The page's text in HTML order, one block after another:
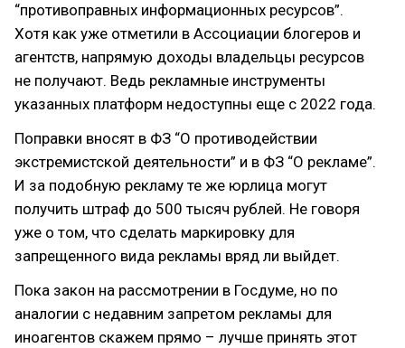
“противоправных информационных ресурсов”.
Хотя как уже отметили в Ассоциации блогеров и
агентств, напрямую доходы владельцы ресурсов
не получают. Ведь рекламные инструменты
указанных платформ недоступны еще с 2022 года.
Поправки вносят в ФЗ “О противодействии
экстремистской деятельности” и в ФЗ “О рекламе”.
И за подобную рекламу те же юрлица могут
получить штраф до 500 тысяч рублей. Не говоря
уже о том, что сделать маркировку для
запрещенного вида рекламы вряд ли выйдет.
Пока закон на рассмотрении в Госдуме, но по
аналогии с недавним запретом рекламы для
иноагентов скажем прямо – лучше принять этот